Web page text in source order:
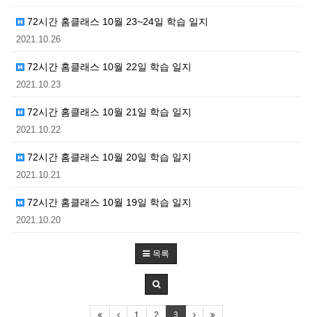
72시간 홈클래스 10월 23~24일 학습 일지
2021.10.26
72시간 홈클래스 10월 22일 학습 일지
2021.10.23
72시간 홈클래스 10월 21일 학습 일지
2021.10.22
72시간 홈클래스 10월 20일 학습 일지
2021.10.21
72시간 홈클래스 10월 19일 학습 일지
2021.10.20
목록
1 2 3